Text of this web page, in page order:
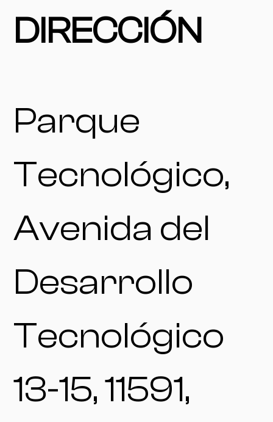
DIRECCIÓN
Parque
Tecnológico,
Avenida del
Desarrollo
Tecnológico
13-15, 11591,